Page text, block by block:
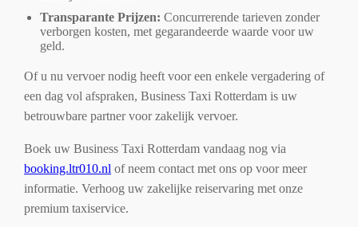
Transparante Prijzen: Concurrerende tarieven zonder
verborgen kosten, met gegarandeerde waarde voor uw
geld.
Of u nu vervoer nodig heeft voor een enkele vergadering of
een dag vol afspraken, Business Taxi Rotterdam is uw
betrouwbare partner voor zakelijk vervoer.
Boek uw Business Taxi Rotterdam vandaag nog via
booking.ltr010.nl of neem contact met ons op voor meer
informatie. Verhoog uw zakelijke reiservaring met onze
premium taxiservice.